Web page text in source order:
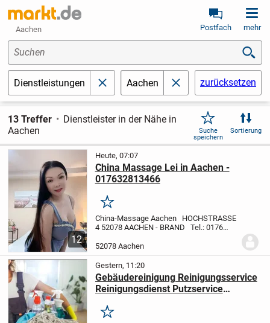
Aachen Postfach mehr
Suchen
Dienstleistungen schließenAachen schließenzurücksetzen
13 Treffer
Dienstleister in der Nähe in
Aachen
Suche
speichern
Sortierung
12
Heute, 07:07
China Massage Lei in Aachen -
017632813466
Merken
China-Massage Aachen
HOCHSTRASSE
4 52078 AACHEN - BRAND
Tel.: 0176
FRAGEN BITTE NUR TELEFONISCH !
WICHTIG :!!! BITTE TERMINE VORHER
TELEFONISCH...
52078 Aachen
Gestern, 11:20
Gebäudereinigung Reinigungsservice
Reinigungsdienst Putzservice
Merken